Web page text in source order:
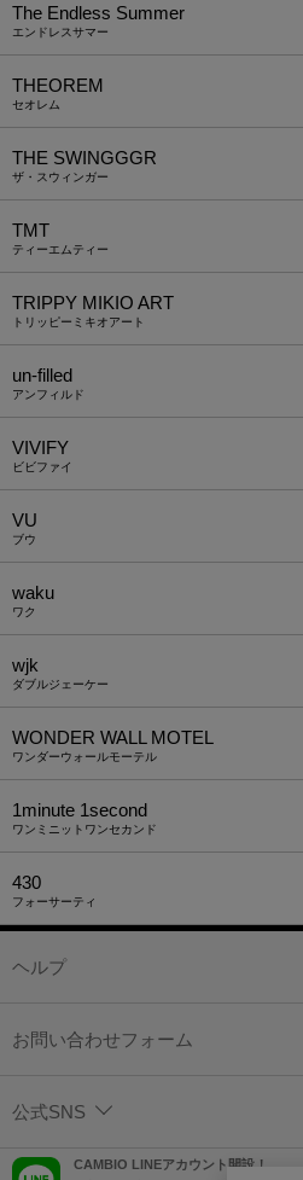
The Endless Summer
エンドレスサマー
THEOREM
セオレム
THE SWINGGGR
ザ・スウィンガー
TMT
ティーエムティー
TRIPPY MIKIO ART
トリッピーミキオアート
un-filled
アンフィルド
VIVIFY
ビビファイ
VU
ブウ
waku
ワク
wjk
ダブルジェーケー
WONDER WALL MOTEL
ワンダーウォールモーテル
1minute​ 1second
ワンミニットワンセカンド
430
フォーサーティ
ヘルプ
お問い合わせフォーム
公式SNS
CAMBIO LINEアカウント開設！